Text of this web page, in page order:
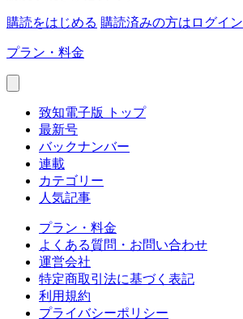
購読をはじめる 購読済みの方はログイン
プラン・料金
致知電子版 トップ
最新号
バックナンバー
連載
カテゴリー
人気記事
プラン・料金
よくある質問・お問い合わせ
運営会社
特定商取引法に基づく表記
利用規約
プライバシーポリシー